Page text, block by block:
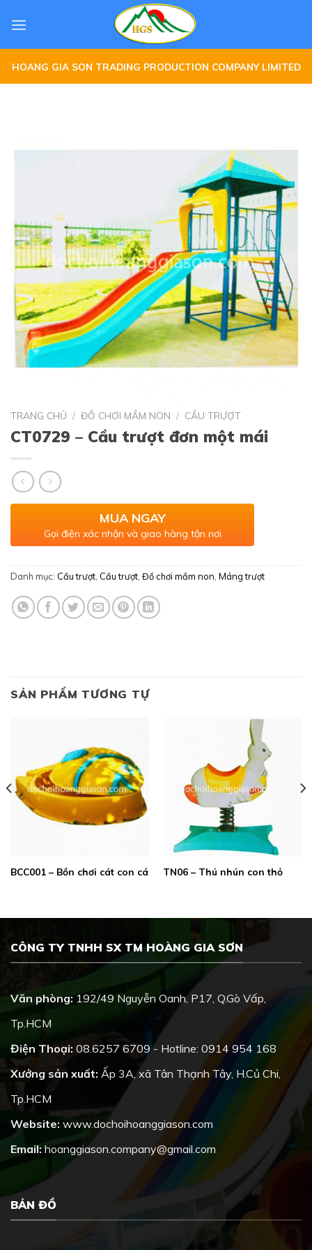
HOANG GIA SON TRADING PRODUCTION COMPANY LIMITED
TRANG CHỦ / ĐỒ CHƠI MẦM NON / CẦU TRƯỢT
CT0729 – Cầu trượt đơn một mái
MUA NGAY
Gọi điện xác nhận và giao hàng tận nơi
Danh mục: Cầu trượt, Cầu trượt, Đồ chơi mầm non, Máng trượt
SẢN PHẨM TƯƠNG TỰ
BCC001 – Bồn chơi cát con cá TN06 – Thú nhún con thỏ
CÔNG TY TNHH SX TM HOÀNG GIA SƠN
Văn phòng: 192/49 Nguyễn Oanh, P17, Q.Gò Vấp,
Tp.HCM
Điện Thoại: 08.6257 6709 - Hotline: 0914 954 168
Xưởng sản xuất: Ấp 3A, xã Tân Thạnh Tây, H.Củ Chi,
Tp.HCM
Website: www.dochoihoanggiason.com
Email:hoanggiason.company@gmail.com
BẢN ĐỒ